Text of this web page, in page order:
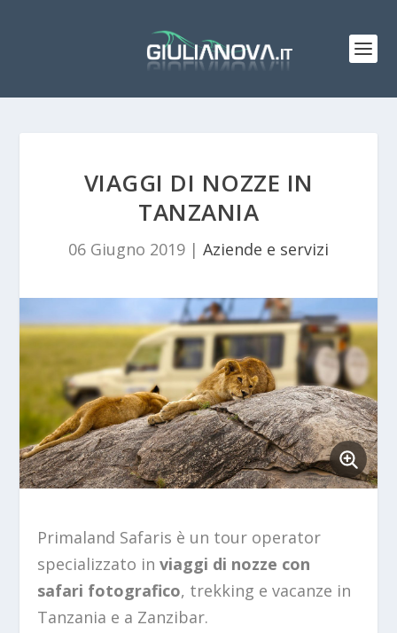
VIAGGI DI NOZZE IN
TANZANIA
06 Giugno 2019 | Aziende e servizi
Primaland Safaris è un tour operator
specializzato inviaggi di nozze con
safari fotografico, trekking e vacanze in
Tanzania e a Zanzibar.